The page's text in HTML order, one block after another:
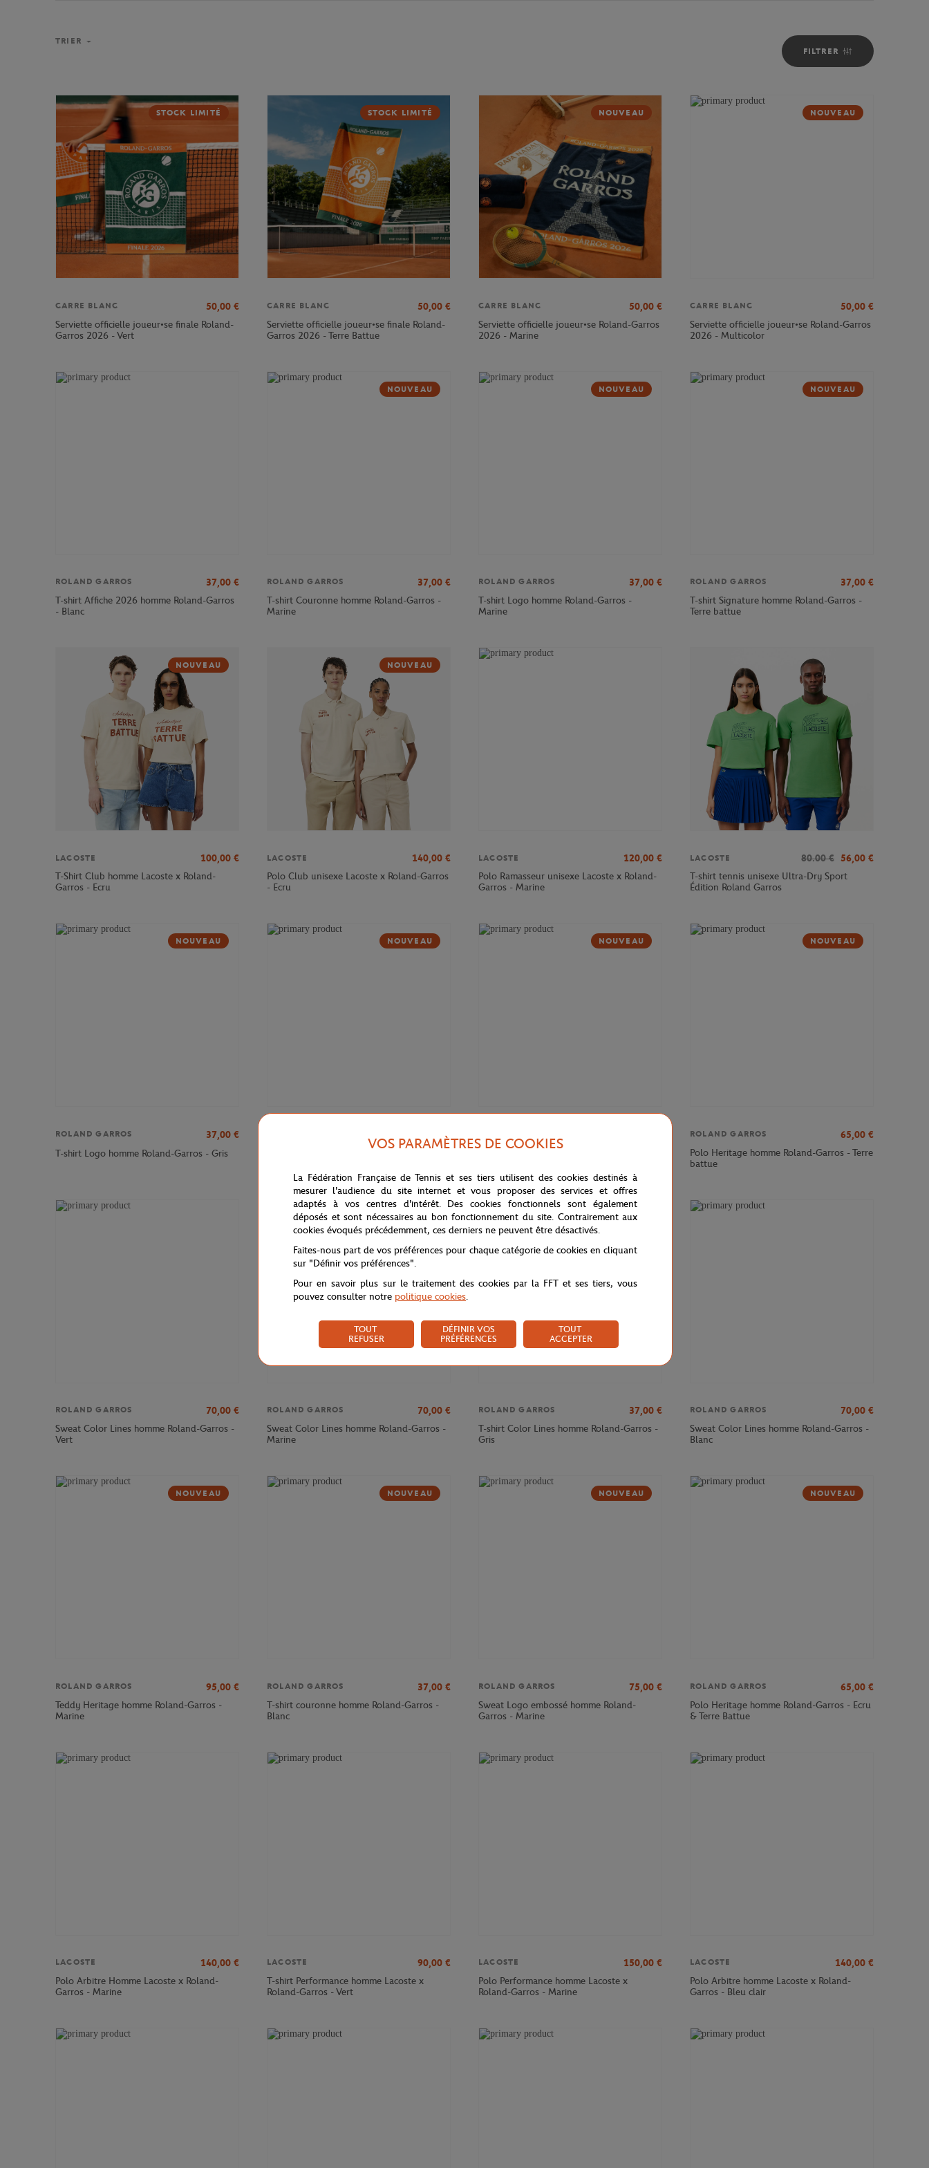
FILTRER
TRIER
STOCK LIMITÉ
CARRE BLANC 50,00 €
Serviette officielle joueur•se finale Roland-
Garros 2026 - Vert
STOCK LIMITÉ
CARRE BLANC 50,00 €
Serviette officielle joueur•se finale Roland-
Garros 2026 - Terre Battue
NOUVEAU
CARRE BLANC 50,00 €
Serviette officielle joueur•se Roland-Garros
2026 - Marine
NOUVEAU
CARRE BLANC 50,00 €
Serviette officielle joueur•se Roland-Garros
2026 - Multicolor
ROLAND GARROS 37,00 €
T-shirt Affiche 2026 homme Roland-Garros
- Blanc
NOUVEAU
ROLAND GARROS 37,00 €
T-shirt Couronne homme Roland-Garros -
Marine
NOUVEAU
ROLAND GARROS 37,00 €
T-shirt Logo homme Roland-Garros -
Marine
NOUVEAU
ROLAND GARROS 37,00 €
T-shirt Signature homme Roland-Garros -
Terre battue
NOUVEAU
LACOSTE 100,00 €
T-Shirt Club homme Lacoste x Roland-
Garros - Ecru
NOUVEAU
LACOSTE 140,00 €
Polo Club unisexe Lacoste x Roland-Garros
- Ecru
LACOSTE 120,00 €
Polo Ramasseur unisexe Lacoste x Roland-
Garros - Marine
LACOSTE 80.00 € 56,00 €
T-shirt tennis unisexe Ultra-Dry Sport
Édition Roland Garros
NOUVEAU
ROLAND GARROS 37,00 €
T-shirt Logo homme Roland-Garros - Gris
NOUVEAU
€
NOUVEAU NOUVEAU
ROLAND GARROS 65,00 €
Polo Heritage homme Roland-Garros - Terre
battue
ROLAND GARROS 70,00 €
Sweat Color Lines homme Roland-Garros -
Vert
ROLAND GARROS 70,00 €
Sweat Color Lines homme Roland-Garros -
Marine
ROLAND GARROS 37,00 €
T-shirt Color Lines homme Roland-Garros -
Gris
ROLAND GARROS 70,00 €
Sweat Color Lines homme Roland-Garros -
Blanc
NOUVEAU
ROLAND GARROS 95,00 €
Teddy Heritage homme Roland-Garros -
Marine
NOUVEAU
ROLAND GARROS 37,00 €
T-shirt couronne homme Roland-Garros -
Blanc
NOUVEAU
ROLAND GARROS 75,00 €
Sweat Logo embossé homme Roland-
Garros - Marine
NOUVEAU
ROLAND GARROS 65,00 €
Polo Heritage homme Roland-Garros - Ecru
& Terre Battue
LACOSTE 140,00 €
Polo Arbitre Homme Lacoste x Roland-
Garros - Marine
LACOSTE 90,00 €
T-shirt Performance homme Lacoste x
Roland-Garros - Vert
LACOSTE 150,00 €
Polo Performance homme Lacoste x
Roland-Garros - Marine
LACOSTE 140,00 €
Polo Arbitre homme Lacoste x Roland-
Garros - Bleu clair
VOS PARAMÈTRES DE COOKIES
La Fédération Française de Tennis et ses tiers utilisent des cookies destinés à
mesurer l'audience du site internet et vous proposer des services et offres
adaptés à vos centres d'intérêt. Des cookies fonctionnels sont également
déposés et sont nécessaires au bon fonctionnement du site. Contrairement aux
cookies évoqués précédemment, ces derniers ne peuvent être désactivés.
Faites-nous part de vos préférences pour chaque catégorie de cookies en cliquant
sur "Définir vos préférences".
Pour en savoir plus sur le traitement des cookies par la FFT et ses tiers, vous
pouvez consulter notre politique cookies.
TOUT
REFUSER
DÉFINIR VOS
PRÉFÉRENCES
TOUT
ACCEPTER